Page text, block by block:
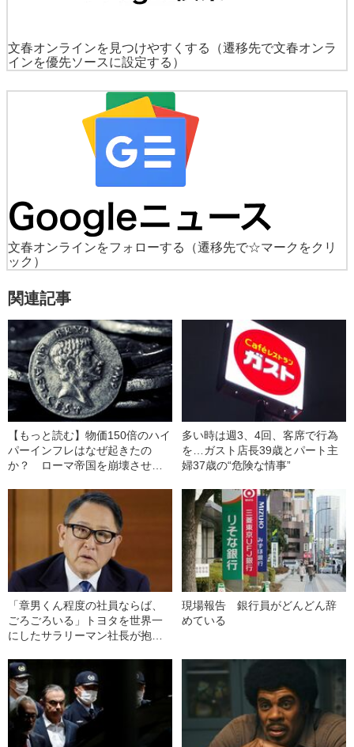
文春オンラインを見つけやすくする
（遷移先で文春オンラ
インを優先ソースに設定する）
文春オンラインをフォローする
（遷移先で☆マークをクリ
ック）
関連記事
【もっと読む】物価150倍のハイ
パーインフレはなぜ起きたの
か？ ローマ帝国を崩壊させた
多い時は週3、4回、客席で行為
を…ガスト店長39歳とパート主
婦37歳の“危険な情事”
「章男くん程度の社員ならば、
ごろごろいる」トヨタを世界一
にしたサラリーマン社長が抱い
現場報告 銀行員がどんどん辞
めている